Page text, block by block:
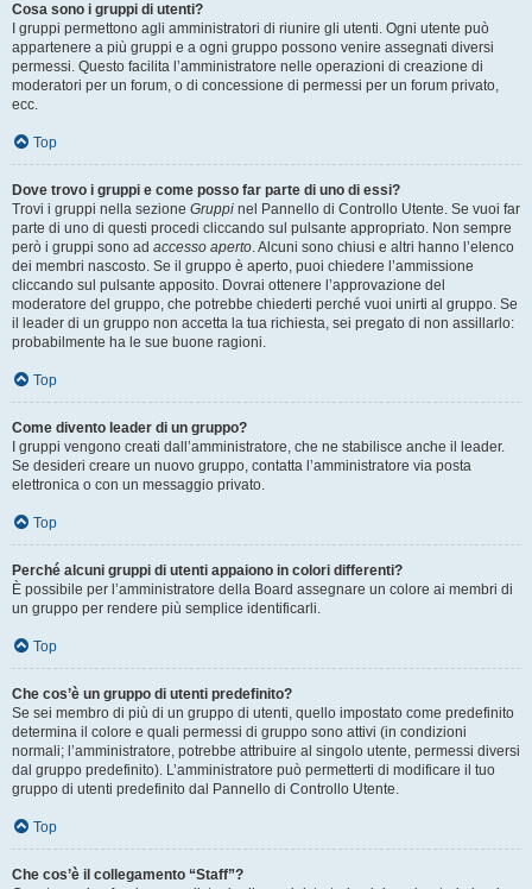
Cosa sono i gruppi di utenti?
I gruppi permettono agli amministratori di riunire gli utenti. Ogni utente può
appartenere a più gruppi e a ogni gruppo possono venire assegnati diversi
permessi. Questo facilita l’amministratore nelle operazioni di creazione di
moderatori per un forum, o di concessione di permessi per un forum privato,
ecc.
Top
Dove trovo i gruppi e come posso far parte di uno di essi?
Trovi i gruppi nella sezione Gruppi nel Pannello di Controllo Utente. Se vuoi far
parte di uno di questi procedi cliccando sul pulsante appropriato. Non sempre
però i gruppi sono ad accesso aperto. Alcuni sono chiusi e altri hanno l’elenco
dei membri nascosto. Se il gruppo è aperto, puoi chiedere l’ammissione
cliccando sul pulsante apposito. Dovrai ottenere l’approvazione del
moderatore del gruppo, che potrebbe chiederti perché vuoi unirti al gruppo. Se
il leader di un gruppo non accetta la tua richiesta, sei pregato di non assillarlo:
probabilmente ha le sue buone ragioni.
Top
Come divento leader di un gruppo?
I gruppi vengono creati dall’amministratore, che ne stabilisce anche il leader.
Se desideri creare un nuovo gruppo, contatta l’amministratore via posta
elettronica o con un messaggio privato.
Top
Perché alcuni gruppi di utenti appaiono in colori differenti?
È possibile per l’amministratore della Board assegnare un colore ai membri di
un gruppo per rendere più semplice identificarli.
Top
Che cos’è un gruppo di utenti predefinito?
Se sei membro di più di un gruppo di utenti, quello impostato come predefinito
determina il colore e quali permessi di gruppo sono attivi (in condizioni
normali; l’amministratore, potrebbe attribuire al singolo utente, permessi diversi
dal gruppo predefinito). L’amministratore può permetterti di modificare il tuo
gruppo di utenti predefinito dal Pannello di Controllo Utente.
Top
Che cos’è il collegamento “Staff”?